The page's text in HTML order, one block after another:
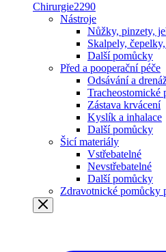
Chirurgie2290
Nástroje
Nůžky, pinzety,
Skalpely,
Další pomůcky
Před a pooperační péče
Odsávání a
Tracheostomické
Zástava krvácení
Kyslík a inhalace
Další pomůcky
Šicí materiály
Vstřebatelné
Nevstřebatelné
Další pomůcky
Zdravotnické pomůcky